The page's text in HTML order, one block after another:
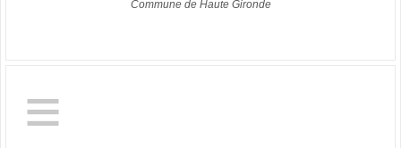
Commune de Haute Gironde
≡